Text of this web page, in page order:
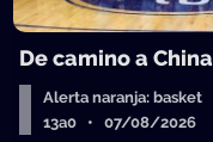
De camino a China
Alerta naranja: basket
13a0 • 07/08/2026